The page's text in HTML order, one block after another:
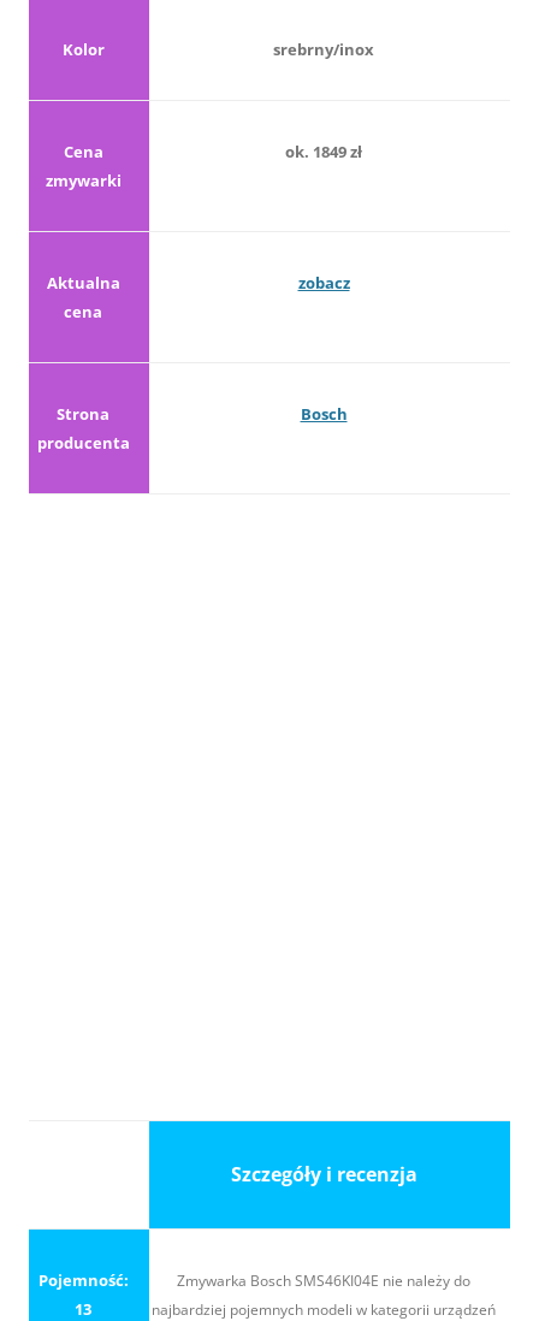
Kolor srebrny/inox
Cena
zmywarki
ok. 1849 zł
Aktualna
cena
zobacz
Strona
producenta
Bosch
Szczegóły i recenzja
Pojemność:
13
Zmywarka Bosch SMS46KI04E nie należy do
najbardziej pojemnych modeli w kategorii urządzeń